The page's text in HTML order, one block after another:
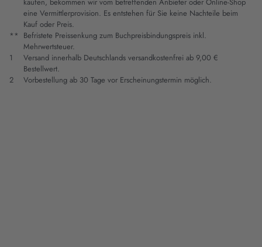
kaufen, bekommen wir vom betreffenden Anbieter oder Online-Shop
eine Vermittlerprovision. Es entstehen für Sie keine Nachteile beim
Kauf oder Preis.
** Befristete Preissenkung zum Buchpreisbindungspreis inkl.
Mehrwertsteuer.
1
Versand innerhalb Deutschlands versandkostenfrei ab 9,00 €
Bestellwert.
2
Vorbestellung ab 30 Tage vor Erscheinungstermin möglich.